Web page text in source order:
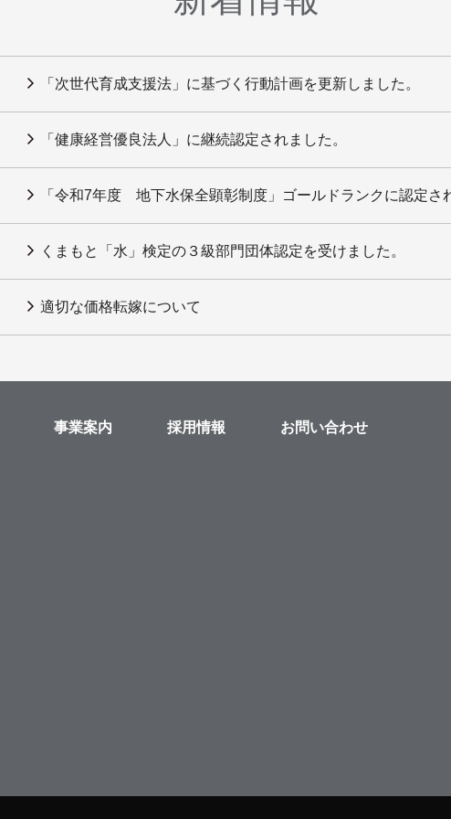
「次世代育成支援法」に基づく行動計画を更新しました。
「健康経営優良法人」に継続認定されました。
「令和7年度 地下水保全顕彰制度」ゴールドランクに認定さ
くまもと「水」検定の３級部門団体認定を受けました。
適切な価格転嫁について
事業案内 採用情報 お問い合わせ